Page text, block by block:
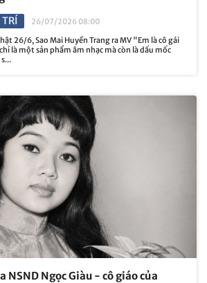
26/07/2026 08:00
26/6, Sao Mai Huyền Trang ra MV "Em là cô gái
là một sản phẩm âm nhạc mà còn là dấu mốc
NSND Ngọc Giàu - cô giáo của